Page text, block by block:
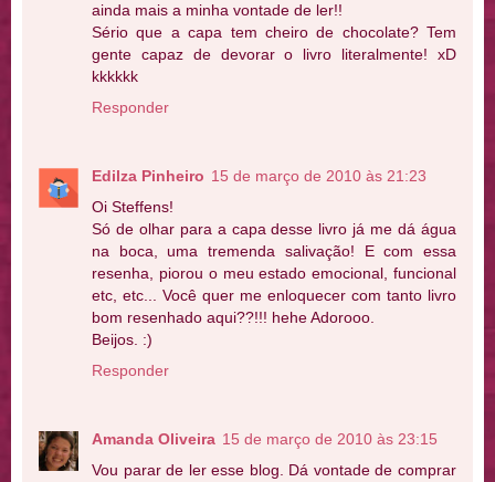
ainda mais a minha vontade de ler!!
Sério que a capa tem cheiro de chocolate? Tem
gente capaz de devorar o livro literalmente! xD
kkkkkk
Responder
Edilza Pinheiro 15 de março de 2010 às 21:23
Oi Steffens!
Só de olhar para a capa desse livro já me dá água
na boca, uma tremenda salivação! E com essa
resenha, piorou o meu estado emocional, funcional
etc, etc... Você quer me enloquecer com tanto livro
bom resenhado aqui??!!! hehe Adorooo.
Beijos. :)
Responder
Amanda Oliveira 15 de março de 2010 às 23:15
Vou parar de ler esse blog. Dá vontade de comprar